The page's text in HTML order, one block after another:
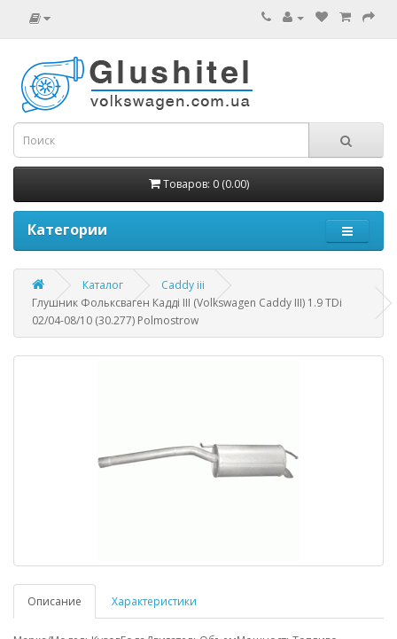
Товаров: 0 (0.00)
Категории
Каталог
Caddy iii
Глушник Фольксваген Кадді III (Volkswagen Caddy III) 1.9 TDi
02/04-08/10 (30.277) Polmostrow
Описание Характеристики